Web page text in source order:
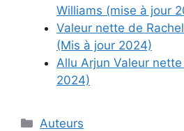
Williams (mise à jour
Valeur nette de
(Mis à jour 2024)
Allu Arjun Valeur
2024)
Categories
Auteurs